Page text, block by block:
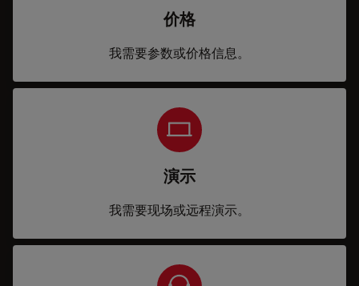
价格
我需要参数或价格信息。
演示
我需要现场或远程演示。